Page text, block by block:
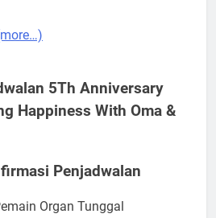
5Th Anniversary
Happiness With Oma &
Penjadwalan
Organ Tunggal